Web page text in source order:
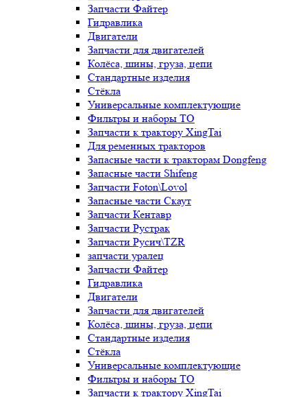
Запчасти Файтер
Гидравлика
Двигатели
Запчасти для двигателей
Колёса, шины, груза, цепи
Стандартные изделия
Стёкла
Универсальные комплектующие
Фильтры и наборы ТО
Запчасти к трактору XingTai
Для ременных тракторов
Запасные части к тракторам Dongfeng
Запасные части Shifeng
Запчасти Foton\Lovol
Запасные части Скаут
Запчасти Кентавр
Запчасти Рустрак
Запчасти Русич\TZR
запчасти уралец
Запчасти Файтер
Гидравлика
Двигатели
Запчасти для двигателей
Колёса, шины, груза, цепи
Стандартные изделия
Стёкла
Универсальные комплектующие
Фильтры и наборы ТО
Запчасти к трактору XingTai